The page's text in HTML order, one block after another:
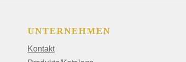
UNTERNEHMEN
Kontakt